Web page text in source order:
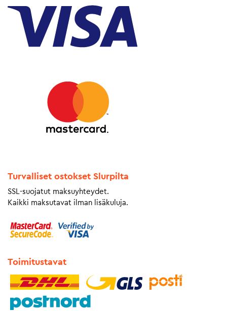
Turvalliset ostokset Slurpilta
SSL-suojatut maksuyhteydet.
Kaikki maksutavat ilman lisäkuluja.
Toimitustavat